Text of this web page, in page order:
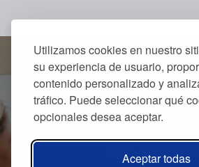
Utilizamos cookies en nuestro
su experiencia de usuario,
contenido personalizado y
tráfico. Puede seleccionar qué
opcionales desea aceptar.
Aceptar todas
¿Listo para
tu